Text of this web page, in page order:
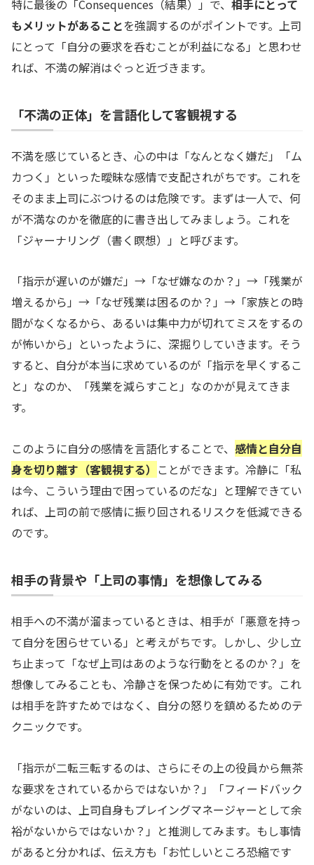
特に最後の「Consequences（結果）」で、 相手にとって
もメリットがあることを強調するのがポイントです。上司
にとって「自分の要求を呑むことが利益になる」と思わせ
れば、不満の解消はぐっと近づきます。
「不満の正体」を言語化して客観視する
不満を感じているとき、心の中は「なんとなく嫌だ」「ム
カつく」といった曖昧な感情で支配されがちです。これを
そのまま上司にぶつけるのは危険です。まずは一人で、何
が不満なのかを徹底的に書き出してみましょう。これを
「ジャーナリング（書く瞑想）」と呼びます。
「指示が遅いのが嫌だ」→「なぜ嫌なのか？」→「残業が
増えるから」→「なぜ残業は困るのか？」→「家族との時
間がなくなるから、あるいは集中力が切れてミスをするの
が怖いから」といったように、深掘りしていきます。そう
すると、自分が本当に求めているのが「指示を早くするこ
と」なのか、「残業を減らすこと」なのかが見えてきま
す。
このように自分の感情を言語化することで、 感情と自分自
身を切り離す（客観視する） ことができます。冷静に「私
は今、こういう理由で困っているのだな」と理解できてい
れば、上司の前で感情に振り回されるリスクを低減できる
のです。
相手の背景や「上司の事情」を想像してみる
相手への不満が溜まっているときは、相手が「悪意を持っ
て自分を困らせている」と考えがちです。しかし、少し立
ち止まって「なぜ上司はあのような行動をとるのか？」を
想像してみることも、冷静さを保つために有効です。これ
は相手を許すためではなく、自分の怒りを鎮めるためのテ
クニックです。
「指示が二転三転するのは、さらにその上の役員から無茶
な要求をされているからではないか？」「フィードバック
がないのは、上司自身もプレイングマネージャーとして余
裕がないからではないか？」と推測してみます。もし事情
があると分かれば、伝え方も「お忙しいところ恐縮です